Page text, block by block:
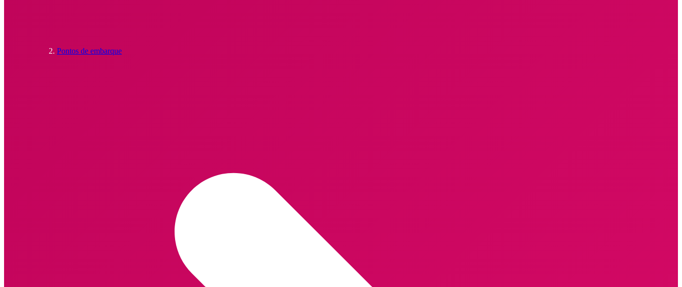
Pontos de embarque